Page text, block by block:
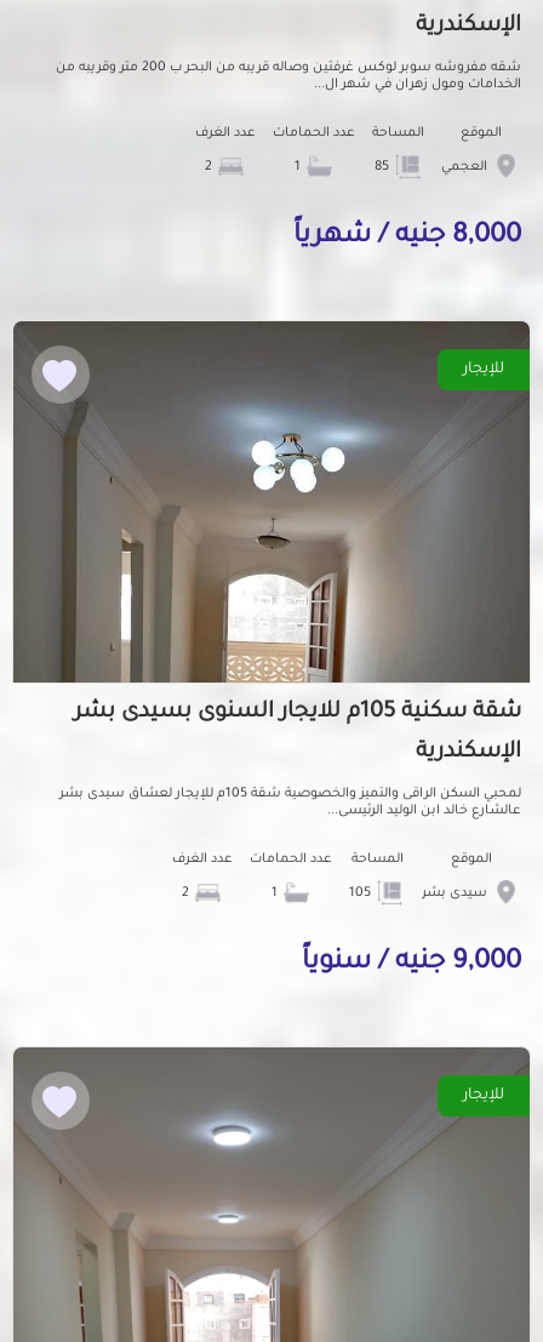
الإسكندرية
شقه مفروشه سوبر لوكس غرفتين وصاله قريبه من البحر ب 200 متر وقريبه من
الخدامات ومول زهران في شهر ال...
الموقع
العجمي
المساحة
85
عدد الحمامات عدد الغرف
8,000 جنيه / شهرياً
للإيجار
شقة سكنية 105م للايجار السنوى بسيدى بشر
الإسكندرية
لمحبي السكن الراقى والتميز والخصوصية شقة 105م للإيجار لعشاق سيدى بشر
عالشارع خالد ابن الوليد الرئيسى...
الموقع
سيدى بشر
المساحة عدد الحمامات عدد الغرف
9,000 جنيه / سنوياً
للإيجار